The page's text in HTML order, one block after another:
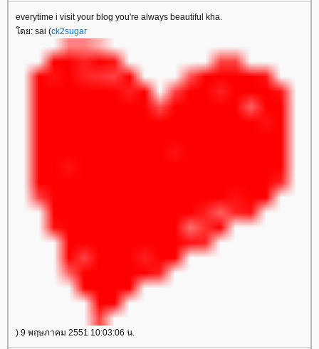
everytime i visit your blog you're always beautiful kha.
ดย: sai (ck2sugar
) 9 พฤษภาคม 2551 10:03:06 น.